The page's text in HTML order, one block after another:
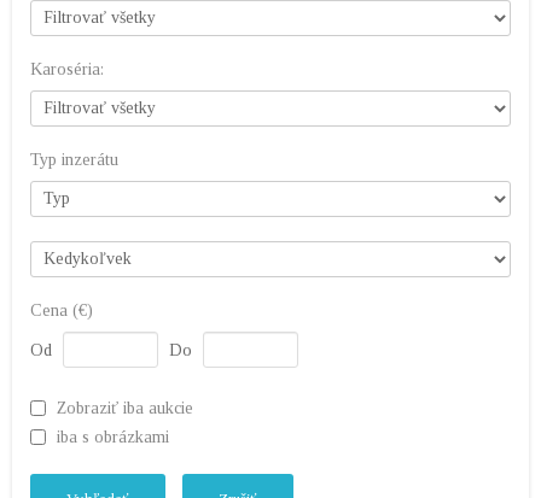
Karoséria:
Typ inzerátu
Cena (€)
Od Do
Zobraziť iba aukcie
iba s obrázkami